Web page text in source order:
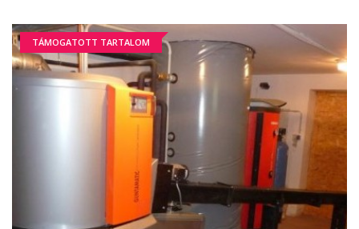
TÁMOGATOTT TARTALOM